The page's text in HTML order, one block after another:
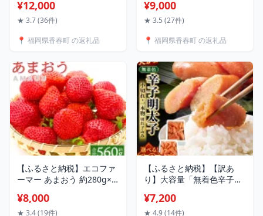
or 約1680g 1パック約280g
苺 いちご イチゴ ストロベ
デザート 冷蔵 福岡県産 国
旬-3月下旬発送予定】
¥12,000
★ 3.7 (36件)
📍 福岡県香春町 の返礼品
量〉 米 お米 白米 ブレンド
米 コメ ご飯 ごはん ライス
国産 福岡県 香春町【令和7
¥9,000
★ 3.5 (27件)
📍 福岡県香春町 の返礼品
【ふるさと納税】エコファ
ーマー あまおう 約280g×2
定】 苺 いちご イチゴ スト
ロベリー 果物 フルーツ お
¥8,000
★ 3.4 (19件)
【ふるさと納税】【訳あ
り】大容量「無着色辛子明
2kg（1kg×2）） ／ 一本物
（切れ子込み） （1kg ／
¥7,200
★ 4.9 (14件)